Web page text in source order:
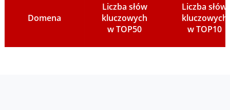
Domena
Liczba słów
kluczowych
w TOP50
Liczba słów
kluczowych
w TOP10